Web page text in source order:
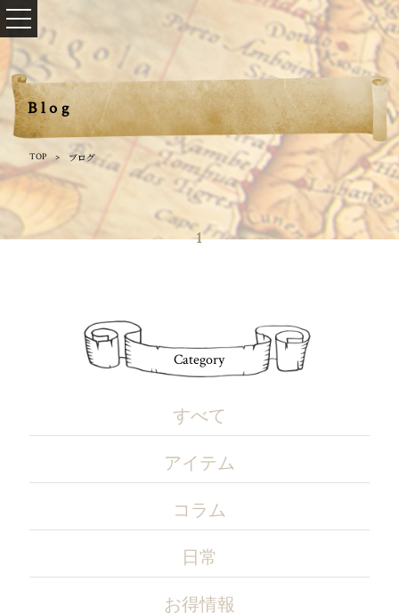
Blog
TOP ブログ
Category
すべて
アイテム
コラム
日常
お得情報
1